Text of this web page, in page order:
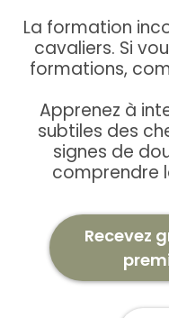
La formation
cavaliers. Si
formations,
Apprenez à
subtiles des
signes de
comprendre
Recevez